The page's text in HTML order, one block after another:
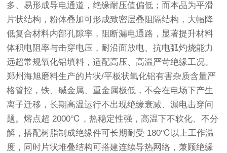
多、易形成导电通道，绝缘耐压值偏低；而本品为平滑
片状结构，粉体叠加可形成致密层叠阻隔结构，大幅降
低复合材料内部孔隙率，阻断漏电通路，显著提升材料
体积电阻率与击穿电压，耐沿面放电、抗电弧灼烧能力
远超常规氧化铝填料，适配高压、高温严苛绝缘工况。
郑州海旭磨料生产的片状/平板状氧化铝有害杂质含量严
格管控，铁、碱金属、重金属极低，不会在电场下产生
离子迁移，长期高温运行不出现绝缘衰减、漏电击穿问
题。熔点超 2000℃，热稳定性强，高温下不软化、不分
解，搭配树脂制成绝缘件可长期耐受 180℃以上工作温
度，同时片状堆叠结构可搭建连续导热网络，兼顾绝缘